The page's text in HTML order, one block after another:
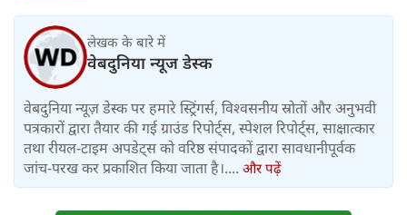
लेखक के बारे में
वेबदुनिया न्यूज डेस्क
वेबदुनिया न्यूज़ डेस्क पर हमारे स्ट्रिंगर्स, विश्वसनीय स्रोतों और अनुभवी
पत्रकारों द्वारा तैयार की गई ग्राउंड रिपोर्ट्स, स्पेशल रिपोर्ट्स, साक्षात्कार
तथा रीयल-टाइम अपडेट्स को वरिष्ठ संपादकों द्वारा सावधानीपूर्वक
जांच-परख कर प्रकाशित किया जाता है।.... और पढ़ें